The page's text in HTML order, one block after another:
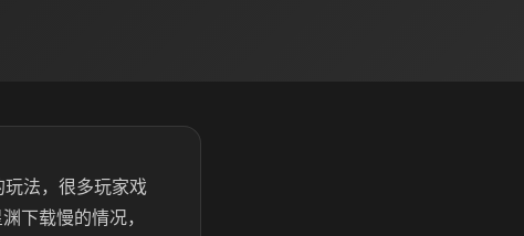
法，很多玩家戏
下载慢的情况，